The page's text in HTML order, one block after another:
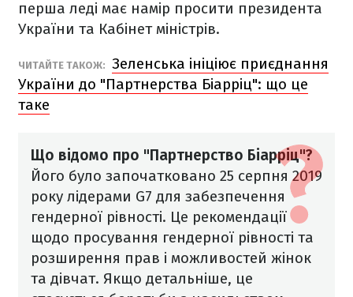
перша леді має намір просити президента
України та Кабінет міністрів.
ЧИТАЙТЕ ТАКОЖ: Зеленська ініціює приєднання
України до "Партнерства Біарріц": що це
таке
Що відомо про "Партнерство Біарріц"?
Його було започатковано 25 серпня 2019
року лідерами G7 для забезпечення
гендерної рівності. Це рекомендації
щодо просування гендерної рівності та
розширення прав і можливостей жінок
та дівчат. Якщо детальніше, це